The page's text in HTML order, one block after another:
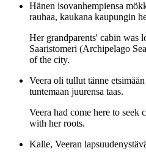
Hänen isovanhempiensa
rauhaa, kaukana kaupungin
Her grandparents' cabin was
Saaristomeri (Archipelago
of the city.
Veera oli tullut tänne
tuntemaan juurensa taas.
Veera had come here to
with her roots.
Kalle, Veeran